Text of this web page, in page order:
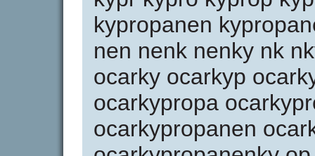
kypropanen
nen nenk nenky nk
ocarky ocarkyp
ocarkypropa
ocarkypropanen